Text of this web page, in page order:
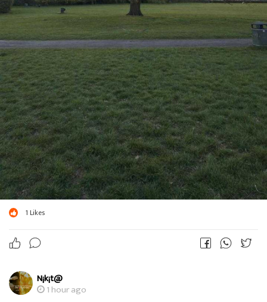
1 Likes
N¡k¡t@
1 hour ago